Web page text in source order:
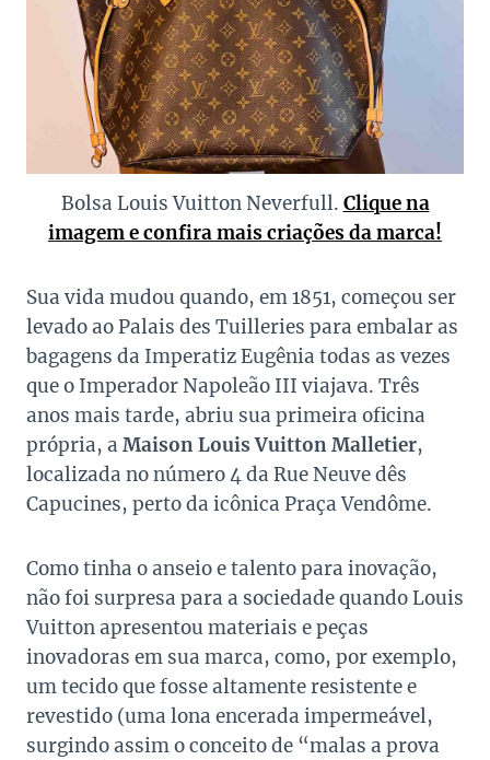
Bolsa Louis Vuitton Neverfull. Clique na
imagem e confira mais criações da marca!
Sua vida mudou quando, em 1851, começou ser
levado ao Palais des Tuilleries para embalar as
bagagens da Imperatiz Eugênia todas as vezes
que o Imperador Napoleão III viajava. Três
anos mais tarde, abriu sua primeira oficina
própria, a Maison Louis Vuitton Malletier,
localizada no número 4 da Rue Neuve dês
Capucines, perto da icônica Praça Vendôme.
Como tinha o anseio e talento para inovação,
não foi surpresa para a sociedade quando Louis
Vuitton apresentou materiais e peças
inovadoras em sua marca, como, por exemplo,
um tecido que fosse altamente resistente e
revestido (uma lona encerada impermeável,
surgindo assim o conceito de “malas a prova